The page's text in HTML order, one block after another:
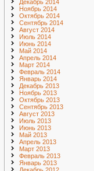
Декабрь 2014
Ноябрь 2014
Октябрь 2014
Сентябрь 2014
Август 2014
Июль 2014
Июнь 2014
Май 2014
Апрель 2014
Март 2014
Февраль 2014
Январь 2014
Декабрь 2013
Ноябрь 2013
Октябрь 2013
Сентябрь 2013
Август 2013
Июль 2013
Июнь 2013
Май 2013
Апрель 2013
Март 2013
Февраль 2013
Январь 2013